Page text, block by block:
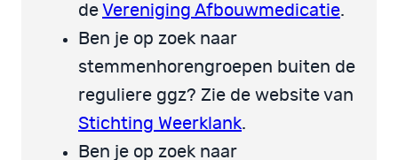
de Vereniging Afbouwmedicatie.
Ben je op zoek naar
stemmenhorengroepen buiten de
reguliere ggz? Zie de website van
Stichting Weerklank.
Ben je op zoek naar